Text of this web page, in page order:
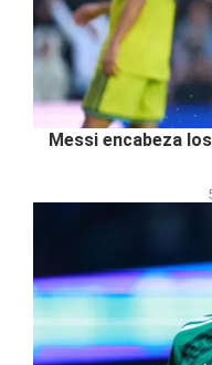
Messi encabeza